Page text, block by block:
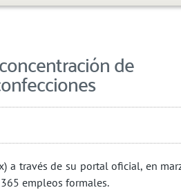
de
a través de su portal oficial, en
empleos formales.